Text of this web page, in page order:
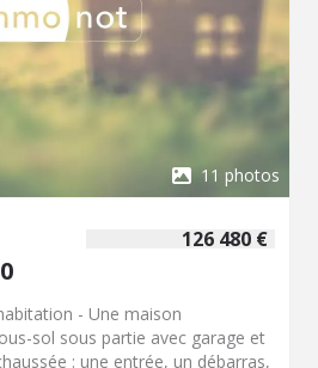
11 photos
126 480 €
- Une maison
sol sous partie avec garage et
: une entrée, un débarras,